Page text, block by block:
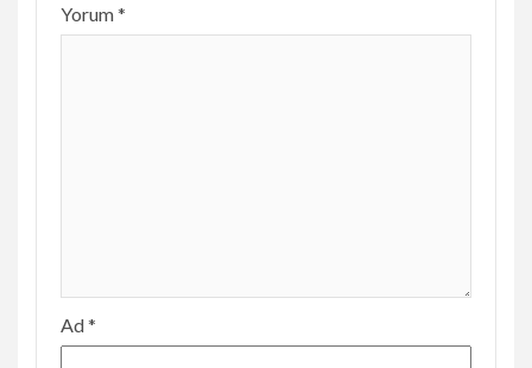
Yorum*
Ad*